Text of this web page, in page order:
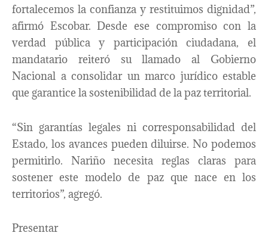
fortalecemos la confianza y restituimos dignidad”,
afirmó Escobar. Desde ese compromiso con la
verdad pública y participación ciudadana, el
mandatario reiteró su llamado al Gobierno
Nacional a consolidar un marco jurídico estable
que garantice la sostenibilidad de la paz territorial.
“Sin garantías legales ni corresponsabilidad del
Estado, los avances pueden diluirse. No podemos
permitirlo. Nariño necesita reglas claras para
sostener este modelo de paz que nace en los
territorios”, agregó.
Presentar